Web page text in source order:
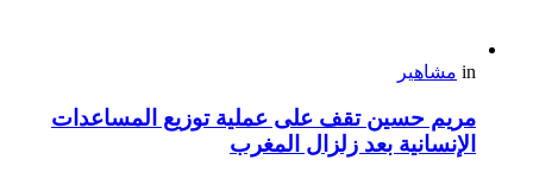
in مشاهير
مريم حسين تقف على عملية توزيع المساعدات
الإنسانية بعد زلزال المغرب